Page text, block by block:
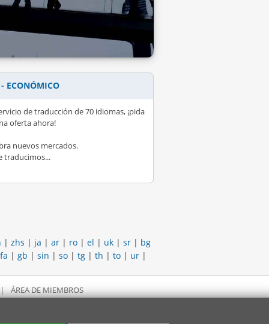
ECONÓMICO
de traducción de 70 idiomas, ¡pida
oferta ahora!
nuevos mercados.
traducimos...
| zhs | ja | ar | ro | el | uk | sr | bg
fa | gb | sin | so | tg | th | to | ur |
ÁREA DE MIEMBROS